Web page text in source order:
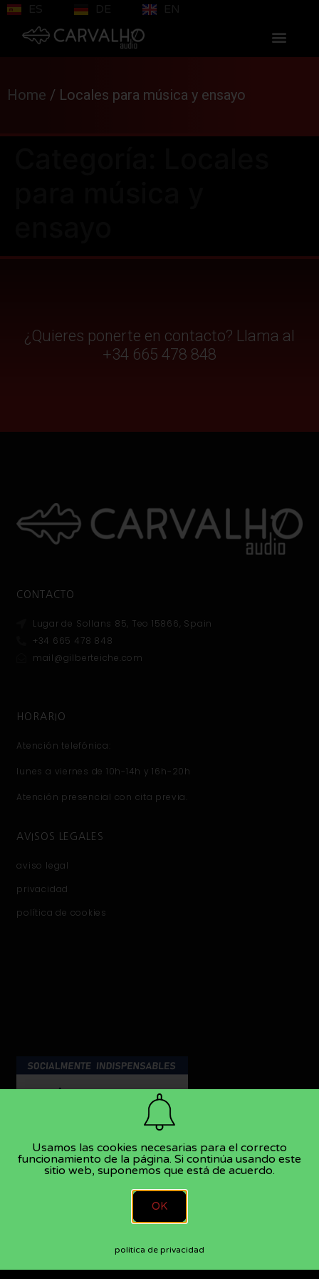
ES DE EN
Home / Locales para música y ensayo
¿Quieres ponerte en contacto? Llama al
+34 665 478 848
CONTACTO
Lugar de Sollans 85, Teo 15866, Spain
+34 665 478 848
mail@gilberteiche.com
HORARIO
Atención telefónica:
lunes a viernes de 10h-14h y 16h-20h
Atención presencial con cita previa.
AVISOS LEGALES
aviso legal
privacidad
política de cookies
Usamos las cookies necesarias para el correcto
funcionamiento de la página. Si continúa usando este
sitio web, suponemos que está de acuerdo.
OK
politica de privacidad